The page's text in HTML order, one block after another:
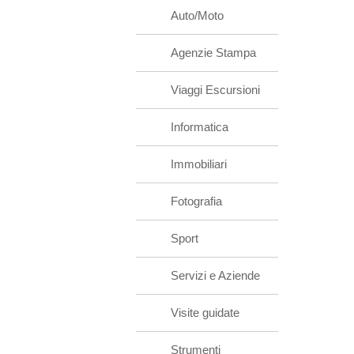
Auto/Moto
Agenzie Stampa
Viaggi Escursioni
Informatica
Immobiliari
Fotografia
Sport
Servizi e Aziende
Visite guidate
Strumenti